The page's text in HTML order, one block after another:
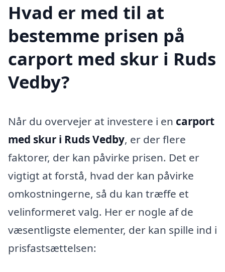
Hvad er med til at
bestemme prisen på
carport med skur i Ruds
Vedby?
Når du overvejer at investere i en carport
med skur i Ruds Vedby, er der flere
faktorer, der kan påvirke prisen. Det er
vigtigt at forstå, hvad der kan påvirke
omkostningerne, så du kan træffe et
velinformeret valg. Her er nogle af de
væsentligste elementer, der kan spille ind i
prisfastsættelsen: